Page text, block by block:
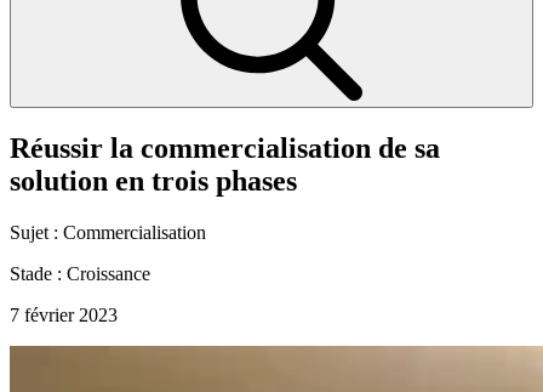
Réussir la commercialisation de sa
solution en trois phases
Sujet : Commercialisation
Stade : Croissance
7 février 2023